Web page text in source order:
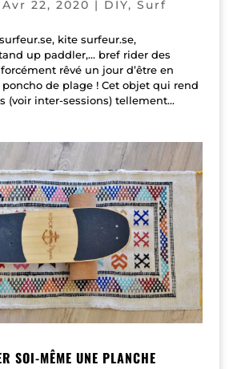
Avr 22, 2020 | DIY, Surf
kite surfeur.se,
up paddler,… bref rider des
rêvé un jour d’être en
poncho de plage ! Cet objet qui rend
(voir inter-sessions) tellement...
SOI-MÊME UNE PLANCHE